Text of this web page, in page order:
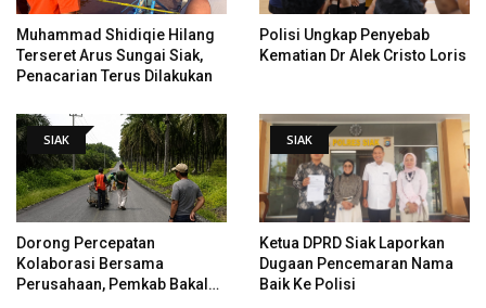
Muhammad Shidiqie Hilang
Terseret Arus Sungai Siak,
Penacarian Terus Dilakukan
Polisi Ungkap Penyebab
Kematian Dr Alek Cristo Loris
SIAK
Dorong Percepatan
Kolaborasi Bersama
Perusahaan, Pemkab Bakal
SIAK
Ketua DPRD Siak Laporkan
Dugaan Pencemaran Nama
Baik Ke Polisi